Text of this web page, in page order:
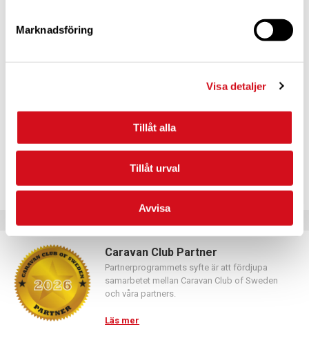
Marknadsföring
Visa detaljer
Tillåt alla
Tillåt urval
Avvisa
Logga in med hjälp av formuläret och följ anvisningarna.
Caravan Club Partner
Partnerprogrammets syfte är att fördjupa
samarbetet mellan Caravan Club of Sweden
och våra partners.
Läs mer